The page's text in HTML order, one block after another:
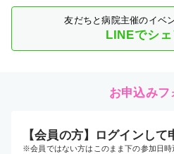
友だちと病院主催のイベ
LINEでシ
お申込みフ
【会員の方】ログインして
※会員ではない方はこのまま下の参加日時